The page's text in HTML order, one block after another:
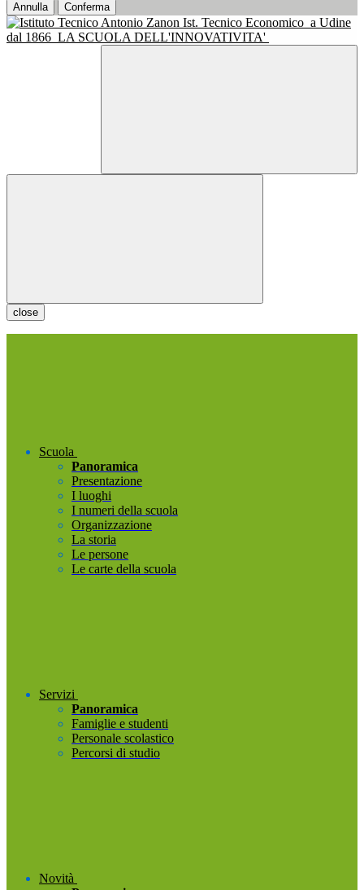
Annulla Conferma
Ist. Tecnico Economico a Udine
dal 1866 LA SCUOLA DELL'INNOVATIVITA'
close
Scuola
Panoramica
Presentazione
I luoghi
I numeri della scuola
Organizzazione
La storia
Le persone
Le carte della scuola
Servizi
Panoramica
Famiglie e studenti
Personale scolastico
Percorsi di studio
Novità